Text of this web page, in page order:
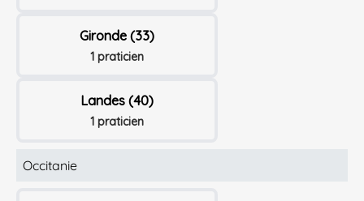
Gironde (33)
1 praticien
Landes (40)
1 praticien
Occitanie